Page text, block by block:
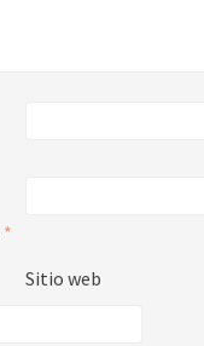
*
Sitio web